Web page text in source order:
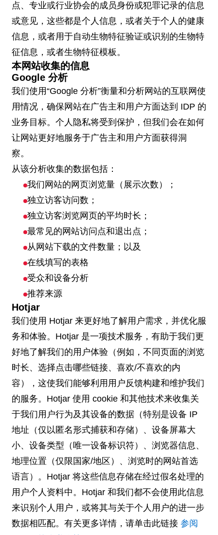
点、专业或行业协会的成员身份或犯罪记录的信息
或意见，这些都是个人信息，或者关于个人的健康
信息，或者用于自动生物特征验证或识别的生物特
征信息，或者生物特征模板。
本网站收集的信息
Google 分析
我们使用“Google 分析”衡量和分析网站的互联网使
用情况，确保网站在广告主和用户方面达到 IDP 的
业务目标。个人隐私将受到保护，但我们会在如何
让网站更好地服务于广告主和用户方面获得洞
察。
从该分析收集的数据包括：
我们网站的网页浏览量（展示次数）；
独立访客访问数；
独立访客浏览网页的平均时长；
最常见的网站访问点和退出点；
从网站下载的文件数量；以及
在线填写的表格
受众和设备分析
推荐来源
Hotjar
我们使用 Hotjar 来更好地了解用户需求，并优化服
务和体验。Hotjar 是一项技术服务，有助于我们更
好地了解我们的用户体验（例如，不同页面的浏览
时长、选择点击哪些链接、喜欢/不喜欢的内
容），这使我们能够利用用户反馈构建和维护我们
的服务。Hotjar 使用 cookie 和其他技术来收集关
于我们用户行为及其设备的数据（特别是设备 IP
地址（仅以匿名形式捕获和存储）、设备屏幕大
小、设备类型（唯一设备标识符）、浏览器信息、
地理位置（仅限国家/地区）、浏览时的网站首选
语言）。Hotjar 将这些信息存储在经过假名处理的
用户个人资料中。Hotjar 和我们都不会使用此信息
来识别个人用户，或将其与关于个人用户的进一步
数据相匹配。有关更多详情，请单击此链接 参阅